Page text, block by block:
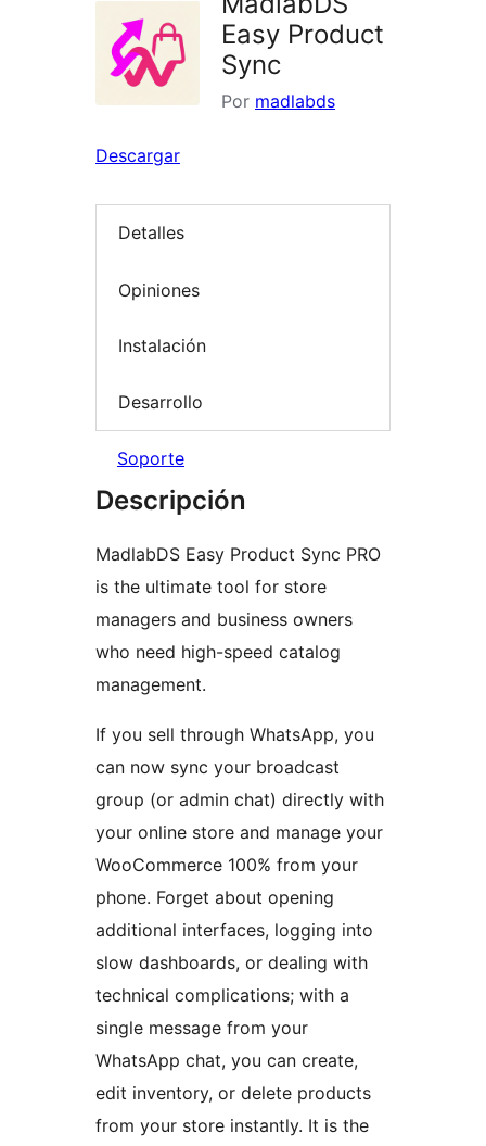
Easy Product
Sync
Por madlabds
Descargar
Detalles
Opiniones
Instalación
Desarrollo
Soporte
Descripción
MadlabDS Easy Product Sync PRO
is the ultimate tool for store
managers and business owners
who need high-speed catalog
management.
If you sell through WhatsApp, you
can now sync your broadcast
group (or admin chat) directly with
your online store and manage your
WooCommerce 100% from your
phone. Forget about opening
additional interfaces, logging into
slow dashboards, or dealing with
technical complications; with a
single message from your
WhatsApp chat, you can create,
edit inventory, or delete products
from your store instantly. It is the